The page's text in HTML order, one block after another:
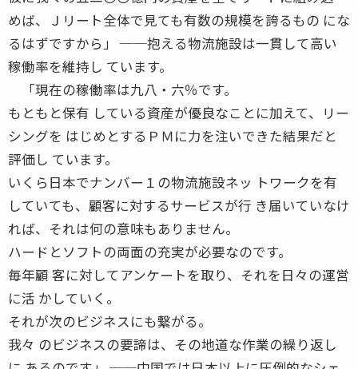
めば、Ｊリート全体で見ても有数の規模を誇るもの にな
るはずですから」 ──抱える物流施設は一貫して高い
稼働率を維持し ています。
「現在の稼働率は九八・六％です。
もともと保有 している資産が優良なことに加えて、リー
シングを はじめとするＰＭに力を注いできた結果だと
評価し ています。
いくら日本でナンバー１の物流施設ネッ トワークを有
していても、顧客に対するサービスが行 き届いていなけ
れば、それは何の意味もありません。
ハードとソフトの両面の充実が必要なのです。
毎年顧 客に対してアンケートを取り、それを日々の運営
に活 かしていく。
それが次のビジネスにも繋がる。
我々 のビジネスの要諦は、その地道な作業の繰り返し